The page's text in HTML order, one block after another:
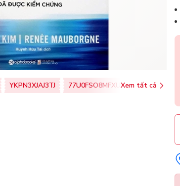
YKPN3XJAJ3TJ 77U0FSO8MFXU Xem tất cả